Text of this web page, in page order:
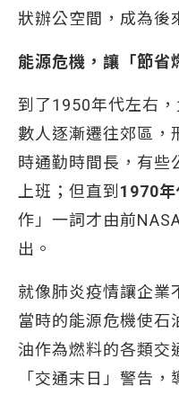
狀辦公空間，成為後
能源危機，讓「節省
到了1950年代左右
數人逐漸遷往郊區，
時通勤時間長，有些
上班；但直到 1970
作」一詞才由前
出。
就像肺炎疫情讓企業
當時的能源危機使石
油作為燃料的各類交
「交通末日」警告